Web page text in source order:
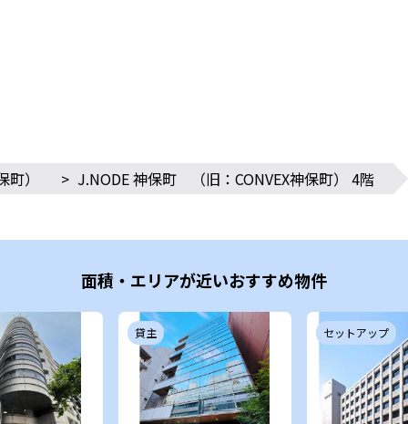
） > J.NODE 神保町 （旧：CONVEX神保町） 4階
面積・エリアが近いおすすめ物件
貸主 セットアップ